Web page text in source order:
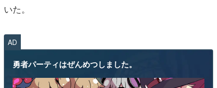
いた。
AD
勇者パーティはぜんめつしました。